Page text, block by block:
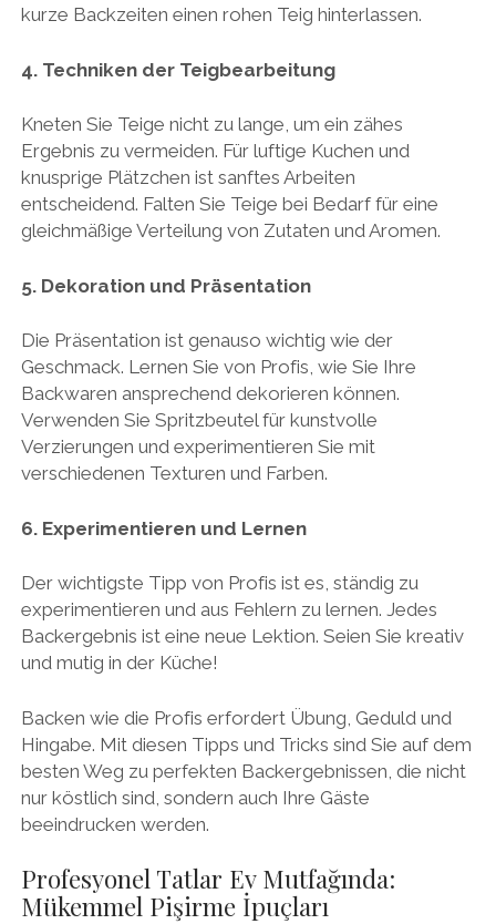
kurze Backzeiten einen rohen Teig hinterlassen.
4. Techniken der Teigbearbeitung
Kneten Sie Teige nicht zu lange, um ein zähes
Ergebnis zu vermeiden. Für luftige Kuchen und
knusprige Plätzchen ist sanftes Arbeiten
entscheidend. Falten Sie Teige bei Bedarf für eine
gleichmäßige Verteilung von Zutaten und Aromen.
5. Dekoration und Präsentation
Die Präsentation ist genauso wichtig wie der
Geschmack. Lernen Sie von Profis, wie Sie Ihre
Backwaren ansprechend dekorieren können.
Verwenden Sie Spritzbeutel für kunstvolle
Verzierungen und experimentieren Sie mit
verschiedenen Texturen und Farben.
6. Experimentieren und Lernen
Der wichtigste Tipp von Profis ist es, ständig zu
experimentieren und aus Fehlern zu lernen. Jedes
Backergebnis ist eine neue Lektion. Seien Sie kreativ
und mutig in der Küche!
Backen wie die Profis erfordert Übung, Geduld und
Hingabe. Mit diesen Tipps und Tricks sind Sie auf dem
besten Weg zu perfekten Backergebnissen, die nicht
nur köstlich sind, sondern auch Ihre Gäste
beeindrucken werden.
Profesyonel Tatlar Ev Mutfağında:
Mükemmel Pişirme İpuçları